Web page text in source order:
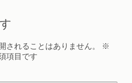
されることはありません。
※
項目です